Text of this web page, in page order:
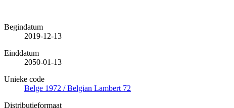
Begindatum
2019-12-13
Einddatum
2050-01-13
Unieke code
Belge 1972 / Belgian Lambert 72
Distributieformaat